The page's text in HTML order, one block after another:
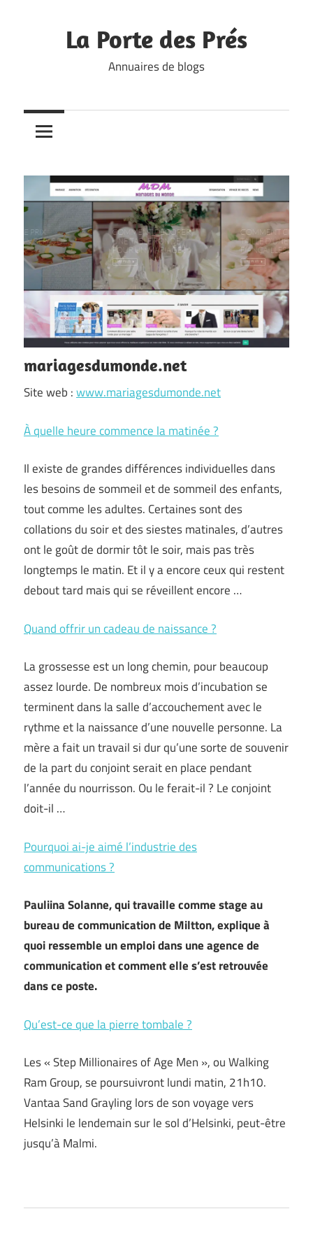
La Porte des Prés
Annuaires de blogs
mariagesdumonde.net
Site web :www.mariagesdumonde.net
À quelle heure commence la matinée ?
Il existe de grandes différences individuelles dans
les besoins de sommeil et de sommeil des enfants,
tout comme les adultes. Certaines sont des
collations du soir et des siestes matinales, d’autres
ont le goût de dormir tôt le soir, mais pas très
longtemps le matin. Et il y a encore ceux qui restent
debout tard mais qui se réveillent encore …
Quand offrir un cadeau de naissance ?
La grossesse est un long chemin, pour beaucoup
assez lourde. De nombreux mois d’incubation se
terminent dans la salle d’accouchement avec le
rythme et la naissance d’une nouvelle personne. La
mère a fait un travail si dur qu’une sorte de souvenir
de la part du conjoint serait en place pendant
l’année du nourrisson. Ou le ferait-il ? Le conjoint
doit-il …
Pourquoi ai-je aimé l’industrie des
communications ?
Pauliina Solanne, qui travaille comme stage au
bureau de communication de Miltton, explique à
quoi ressemble un emploi dans une agence de
communication et comment elle s’est retrouvée
dans ce poste.
Qu’est-ce que la pierre tombale ?
Les « Step Millionaires of Age Men », ou Walking
Ram Group, se poursuivront lundi matin, 21h10.
Vantaa Sand Grayling lors de son voyage vers
Helsinki le lendemain sur le sol d’Helsinki, peut-être
jusqu’à Malmi.